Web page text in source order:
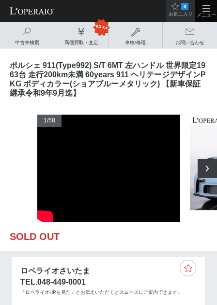
中古車検索 高価買取・査定 車検/修理 お問い合わせ
0
お気に入り
メニュー
ポルシェ 911(Type992) S/T 6MT 左ハンドル 世界限定19
63台 走行200km未満 60years 911 ヘリテージデザインP
KG ボディカラー(ショアブルーメタリック) 【新車保証
継承令和9年9月迄】
1/58
SOLD OUT
ロペライオさいたま
TEL.048-449-0001
「ロペライオHPを見た」とお伝えいただくとスムーズにご案内できます。